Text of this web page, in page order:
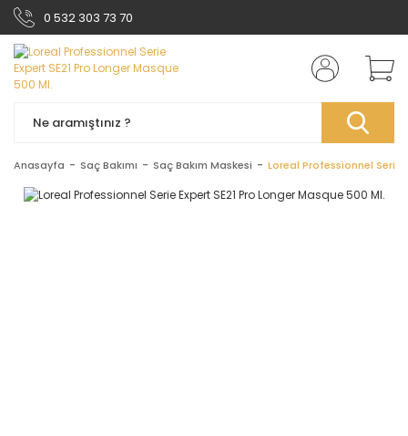
0 532 303 73 70
Anasayfa Saç Bakımı Saç Bakım Maskesi Loreal Professionnel Serie